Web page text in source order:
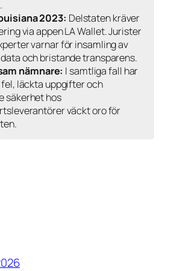
2023: Delstaten kräver
via appen LA Wallet. Jurister
varnar för insamling av
och bristande transparens.
nämnare: I samtliga fall har
läckta uppgifter och
säkerhet hos
väckt oro för